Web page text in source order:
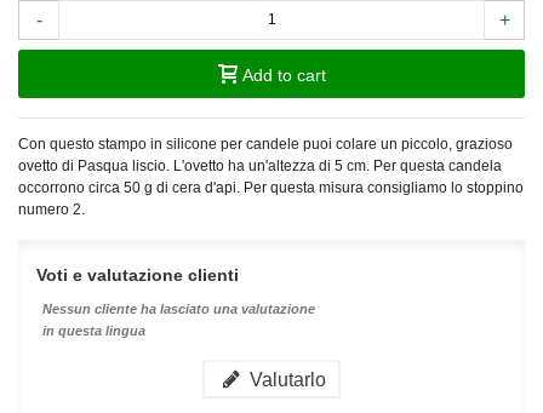
- +
Add to cart
Con questo stampo in silicone per candele puoi colare un piccolo, grazioso
ovetto di Pasqua liscio. L'ovetto ha un'altezza di 5 cm. Per questa candela
occorrono circa 50 g di cera d'api. Per questa misura consigliamo lo stoppino
numero 2.
Voti e valutazione clienti
Nessun cliente ha lasciato una valutazione
in questa lingua
Valutarlo